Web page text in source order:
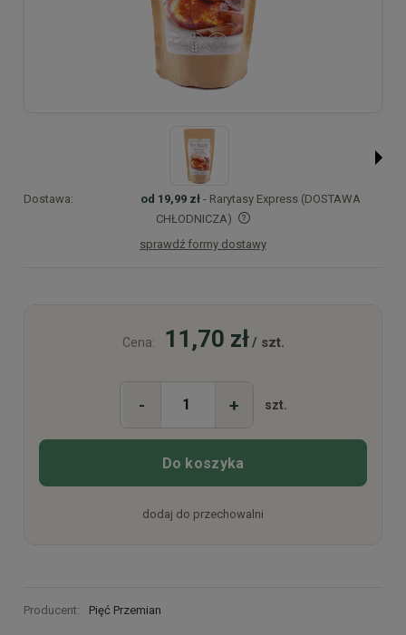
Dostawa: od 19,99 zł - Rarytasy Express (DOSTAWA
CHŁODNICZA)
Cena nie zawiera ewentualnych kosztów płatności
sprawdź formy dostawy
Cena: 11,70 zł/ szt.
- + szt.
Do koszyka
dodaj do przechowalni
Producent: Pięć Przemian